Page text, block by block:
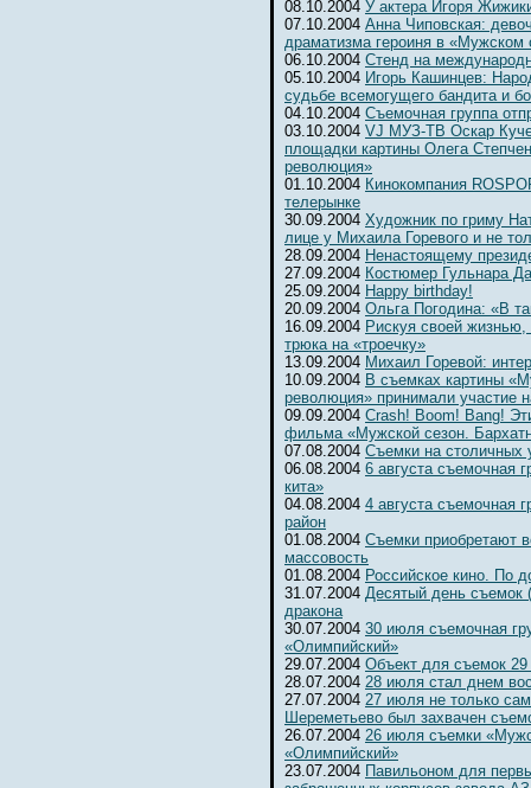
08.10.2004 У актера Игоря
07.10.2004 Анна Чиповская:
драматизма героиня в «Мужском
06.10.2004 Cтенд на
05.10.2004 Игорь Кашинцев:
судьбе всемогущего бандита и
04.10.2004 Съемочная группа
03.10.2004 VJ МУЗ-ТВ Оскар
площадки картины Олега
революция»
01.10.2004 Кинокомпания
телерынке
30.09.2004 Художник по гриму
лице у Михаила Горевого и не
28.09.2004 Ненастоящему
27.09.2004 Костюмер Гульнара
25.09.2004 Happy birthday!
20.09.2004 Ольга Погодина: «В
16.09.2004 Рискуя своей
трюка на «троечку»
13.09.2004 Михаил Горевой:
10.09.2004 В съемках картины
революция» принимали участие
09.09.2004 Crash! Boom! Bang!
фильма «Мужской сезон.
07.08.2004 Съемки на столичных
06.08.2004 6 августа съемочная
кита»
04.08.2004 4 августа съемочная
район
01.08.2004 Съемки приобретают
массовость
01.08.2004 Российское кино. По
31.07.2004 Десятый день съемок
дракона
30.07.2004 30 июля съемочная
«Олимпийский»
29.07.2004 Объект для съемок
28.07.2004 28 июля стал днем
27.07.2004 27 июля не только
Шереметьево был захвачен
26.07.2004 26 июля съемки
«Олимпийский»
23.07.2004 Павильоном для